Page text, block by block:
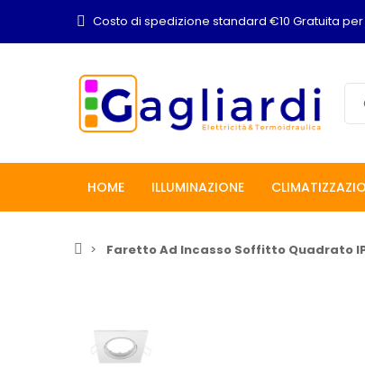
Costo di spedizione standard €10 Gratuita
HOME ILLUMINAZIONE
Faretto Ad Incasso Soffitto Quadrato